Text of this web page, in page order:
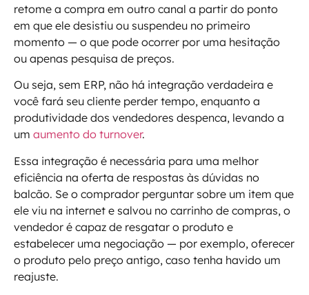
retome a compra em outro canal a partir do ponto
em que ele desistiu ou suspendeu no primeiro
momento — o que pode ocorrer por uma hesitação
ou apenas pesquisa de preços.
Ou seja, sem ERP, não há integração verdadeira e
você fará seu cliente perder tempo, enquanto a
produtividade dos vendedores despenca, levando a
um aumento do turnover.
Essa integração é necessária para uma melhor
eficiência na oferta de respostas às dúvidas no
balcão. Se o comprador perguntar sobre um item que
ele viu na internet e salvou no carrinho de compras, o
vendedor é capaz de resgatar o produto e
estabelecer uma negociação — por exemplo, oferecer
o produto pelo preço antigo, caso tenha havido um
reajuste.